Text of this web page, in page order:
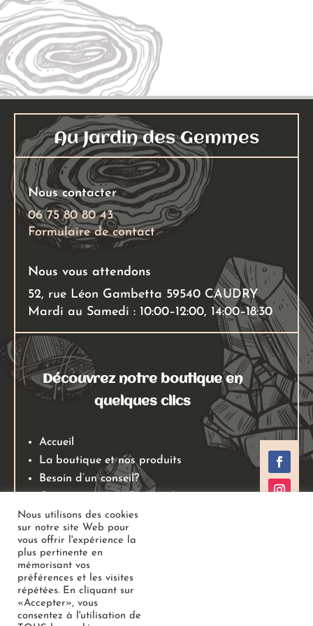
Au Jardin des Gemmes
Nous contacter
06 75 80 80 43
Formulaire de contact
Nous vous attendons
52, rue Léon Gambetta 59540 CAUDRY
Mardi au Samedi : 10:00–12:00, 14:00–18:30
Découvrez notre boutique en
quelques clics
Accueil
La boutique et nos produits
Besoin d’un conseil?
Mentions légales
Conditions générales de ventes
Politiques de retours
Politique de confidentialité
Copyright Au Jardin des Gemmes
Nous utilisons des cookies
sur notre site Web pour
vous offrir l'expérience la
plus pertinente en
mémorisant vos
préférences et les visites
répétées. En cliquant sur
«Accepter», vous
consentez à l'utilisation de